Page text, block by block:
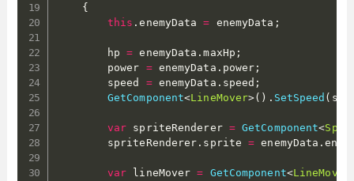
{
this .enemyData = enemyData ;
        hp
= enemyData .maxHp ;
        power
= enemyData . power ;
        speed
= enemyData . speed ;
GetComponent<LineMover>( ) . SetSpeed (
var spriteRenderer = GetComponent<
        spriteRenderer
. sprite = enemyData .
var lineMover = GetComponent<LineMover